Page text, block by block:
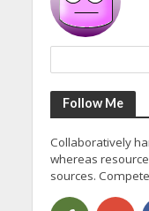
Follow Me
Collaboratively
whereas
sources.